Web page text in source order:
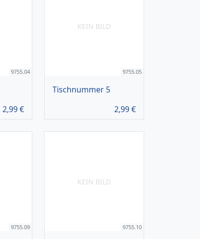
9755.04
2,99€
KEIN BILD
9755.05
Tischnummer 5
2,99€
9755.09
KEIN BILD
9755.10